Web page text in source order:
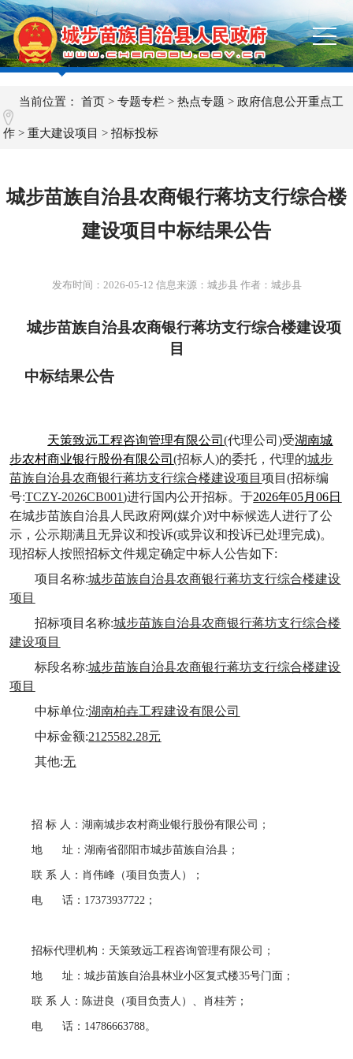
当前位置：首页 >专题专栏 >热点专题 >政府信息公开重点工
作 >重大建设项目 >招标投标
城步苗族自治县农商银行蒋坊支行综合楼
建设项目中标结果公告
发布时间： 2026-05-12 信息来源：城步县 作者：城步县
城步苗族自治县农商银行蒋坊支行综合楼建设项
目
中标结果公告
天策致远工程咨询管理有限公司(代理公司)受湖南城
步农村商业银行股份有限公司(招标人)的委托，代理的城步
苗族自治县农商银行蒋坊支行综合楼建设项目项目(招标编
号:TCZY-2026CB001)进行国内公开招标。于2026年05月06日
在城步苗族自治县人民政府网(媒介)对中标候选人进行了公
示，公示期满且无异议和投诉(或异议和投诉已处理完成)。
现招标人按照招标文件规定确定中标人公告如下:
项目名称:城步苗族自治县农商银行蒋坊支行综合楼建设
项目
招标项目名称:城步苗族自治县农商银行蒋坊支行综合楼
建设项目
标段名称:城步苗族自治县农商银行蒋坊支行综合楼建设
项目
中标单位:湖南柏垚工程建设有限公司
中标金额:2125582.28元
其他:无
招 标 人：湖南城步农村商业银行股份有限公司；
地 址：湖南省邵阳市城步苗族自治县；
联 系 人： 肖伟峰（项目负责人） ；
电 话： 17373937722；
招标代理机构：天策致远工程咨询管理有限公司；
地 址：城步苗族自治县林业小区复式楼35号门面；
联 系 人：陈进良（项目负责人）、肖桂芳；
电 话： 14786663788。